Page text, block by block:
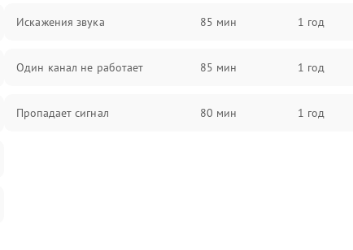
Искажения звука 85 мин 1 год
Один канал не работает 85 мин 1 год
Пропадает сигнал 80 мин 1 год